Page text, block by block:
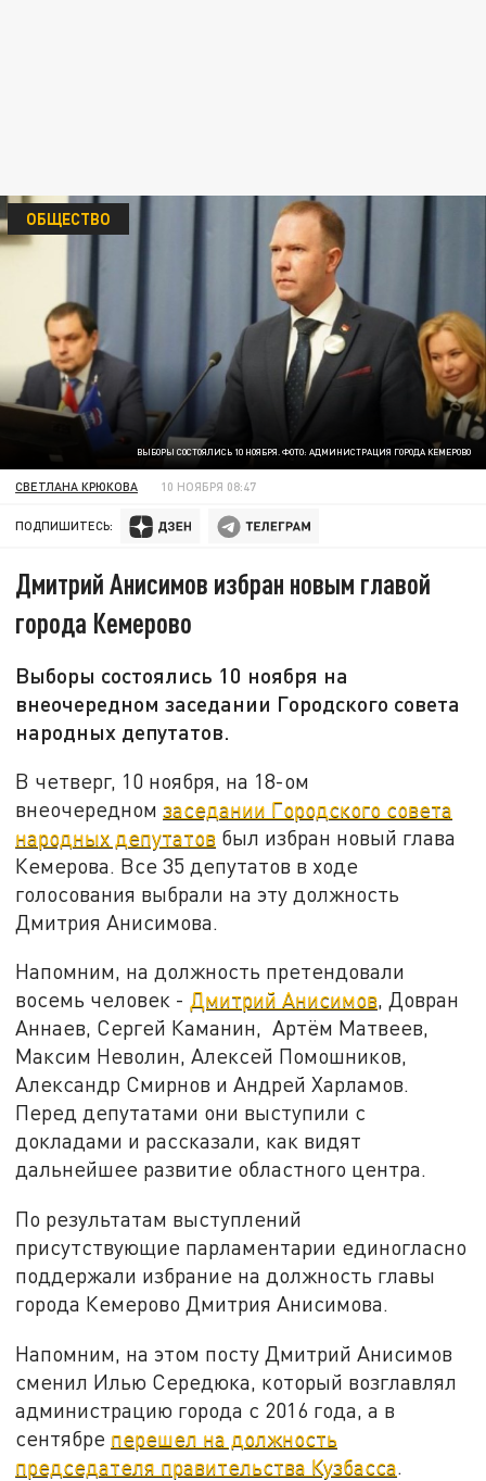
ВЫБОРЫ СОСТОЯЛИСЬ 10 НОЯБРЯ. ФОТО: АДМИНИСТРАЦИЯ ГОРОДА КЕМЕРОВО
ОБЩЕСТВО
СВЕТЛАНА КРЮКОВА 10 НОЯБРЯ 08:47
ПОДПИШИТЕСЬ:
Дмитрий Анисимов избран новым главой
города Кемерово
Выборы состоялись 10 ноября на
внеочередном заседании Городского совета
народных депутатов.
В четверг, 10 ноября, на 18-ом
внеочередномзаседании Городского совета
народных депутатов был избран новый глава
Кемерова. Все 35 депутатов в ходе
голосования выбрали на эту должность
Дмитрия Анисимова.
Напомним, на должность претендовали
восемь человек - Дмитрий Анисимов, Довран
Аннаев, Сергей Каманин, Артём Матвеев,
Максим Неволин, Алексей Помошников,
Александр Смирнов и Андрей Харламов.
Перед депутатами они выступили с
докладами и рассказали, как видят
дальнейшее развитие областного центра.
По результатам выступлений
присутствующие парламентарии единогласно
поддержали избрание на должность главы
города Кемерово Дмитрия Анисимова.
Напомним, на этом посту Дмитрий Анисимов
сменил Илью Середюка, который возглавлял
администрацию города с 2016 года, а в
сентябре перешел на должность
председателя правительства Кузбасса.